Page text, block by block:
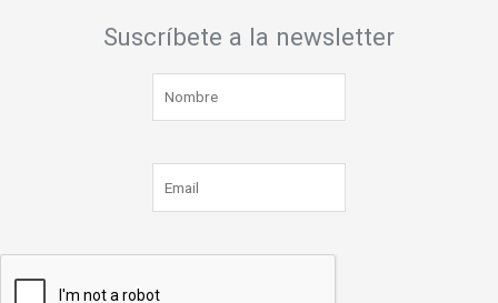
Suscríbete a la newsletter